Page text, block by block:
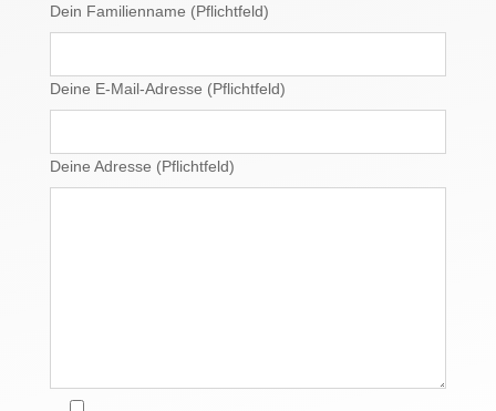
Dein Familienname (Pflichtfeld)
Deine E-Mail-Adresse (Pflichtfeld)
Deine Adresse (Pflichtfeld)